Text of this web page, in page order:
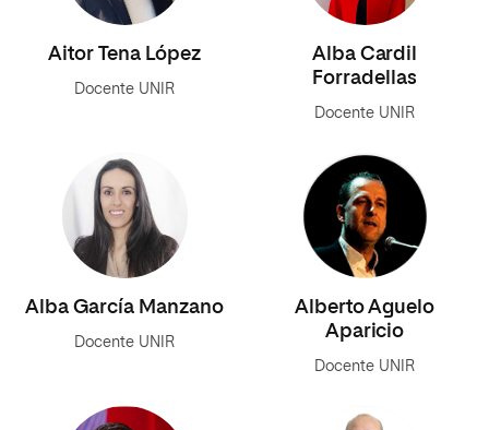
Aitor Tena López
Docente UNIR
Alba Cardil
Forradellas
Docente UNIR
Alba García Manzano
Docente UNIR
Alberto Aguelo
Aparicio
Docente UNIR